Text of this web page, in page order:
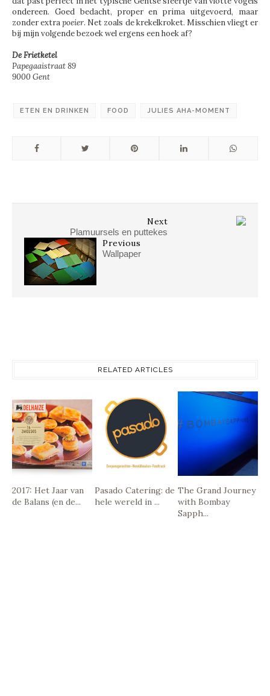
ondereen. Goed bedacht, proper en prima uitgevoerd, maar
zonder extrapoeier. Net zoals de krekelkroket. Misschien vliegt er
bij mijn volgende bezoek wel ergens een hoek af?
De Frietketel
Papegaaistraat 89
9000 Gent
ETEN EN DRINKEN FOOD JULIES AHA-MOMENT
Next
Plamuursels en puttekes
Previous
Wallpaper
RELATED ARTICLES
2017: Het Jaar van
de Balans (en de...
Pasado Catering: de
hele wereld in ...
The Grand Journey
with Bombay
Sapph...